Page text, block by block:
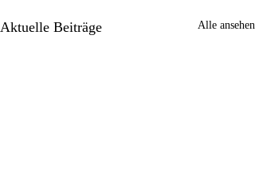
Aktuelle Beiträge Alle ansehen